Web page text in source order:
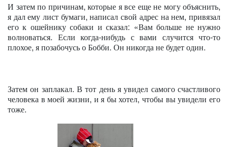
И затем по причинам, которые я все еще не могу объяснить,
я дал ему лист бумаги, написал свой адрес на нем, привязал
его к ошейнику собаки и сказал: «Вам больше не нужно
волноваться. Если когда-нибудь с вами случится что-то
плохое, я позабочусь о Бобби. Он никогда не будет один.
Затем он заплакал. В тот день я увидел самого счастливого
человека в моей жизни, и я бы хотел, чтобы вы увидели его
тоже.